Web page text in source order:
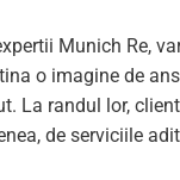
Munich Re,
o imagine de
La randul lor,
de serviciile